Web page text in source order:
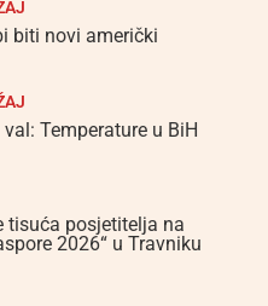
biti novi američki
Temperature u BiH
tisuća posjetitelja na
2026“ u Travniku